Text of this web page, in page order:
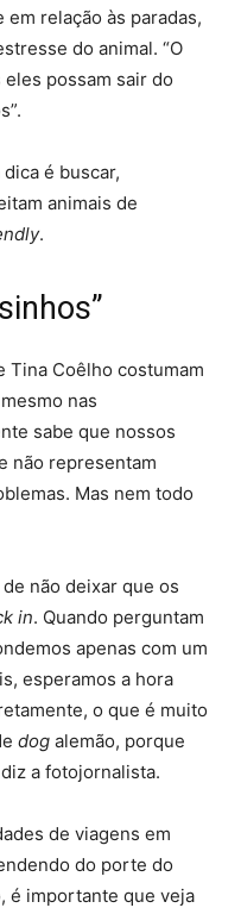
relação às paradas,
do animal. “O
possam sair do
é buscar,
animais de
.
Tina Coêlho costumam
nas
sabe que nossos
não representam
Mas nem todo
não deixar que os
in. Quando perguntam
apenas com um
esperamos a hora
o que é muito
dog alemão, porque
a fotojornalista.
de viagens em
do porte do
é importante que veja